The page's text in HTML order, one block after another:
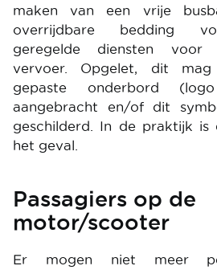
maken van een vrije
overrijdbare bedding
geregelde diensten voor
vervoer. Opgelet, dit
gepaste onderbord
aangebracht en/of dit
geschilderd. In de praktijk
het geval.
Passagiers op de
motor/scooter
Er mogen niet meer